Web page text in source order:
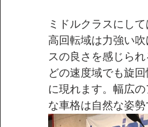
ミドルクラスにし
高回転域は力強い
スの良さを感じられ
どの速度域でも旋
に現れます。幅広
な車格は自然な姿